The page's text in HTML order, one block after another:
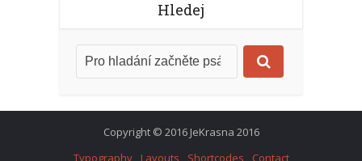
Hledej
Copyright © 2016 JeKrasna 2016
Typography
Layouts Shortcodes Contact